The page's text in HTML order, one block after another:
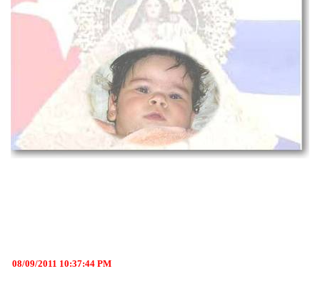
08/09/2011 10:37:44 PM